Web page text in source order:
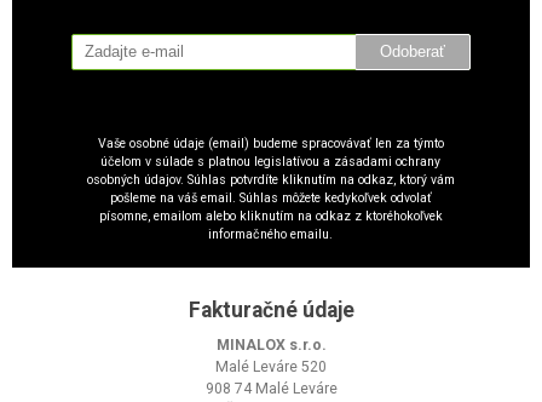
Odoberať
Vaše osobné údaje (email) budeme spracovávať len za týmto
účelom v súlade s platnou legislatívou a zásadami ochrany
osobných údajov. Súhlas potvrdíte kliknutím na odkaz, ktorý vám
pošleme na váš email. Súhlas môžete kedykoľvek odvolať
písomne, emailom alebo kliknutím na odkaz z ktoréhokoľvek
informačného emailu.
Fakturačné údaje
MINALOX s.r.o.
Malé Leváre 520
908 74 Malé Leváre